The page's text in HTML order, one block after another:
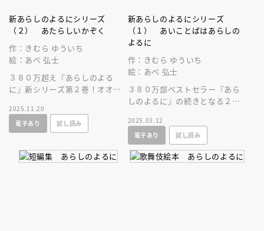
新あらしのよるにシリーズ
（２） あたらしいかぞく
作：きむら ゆういち
絵：あべ 弘士
３８０万超え『あらしのよる
に』新シリーズ第２巻！オオカ
しての「親心」が芽生えるシー
ンに涙します。
2025.11.20
電子あり
試し読み
新あらしのよるにシリーズ
（１） あいことばはあらしの
よるに
作：きむら ゆういち
絵：あべ 弘士
３８０万部ベストセラー『あら
しのよるに』の続きとなる２０
切な人を信じる素晴らしさを感
じる絵本！
2025.03.12
電子あり
試し読み